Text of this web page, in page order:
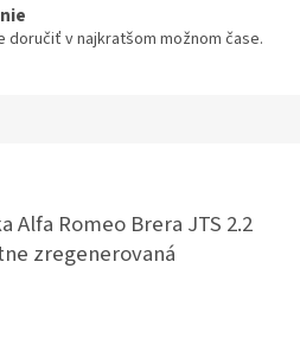
doručiť v najkratšom možnom čase.
Alfa Romeo Brera JTS 2.2
zregenerovaná